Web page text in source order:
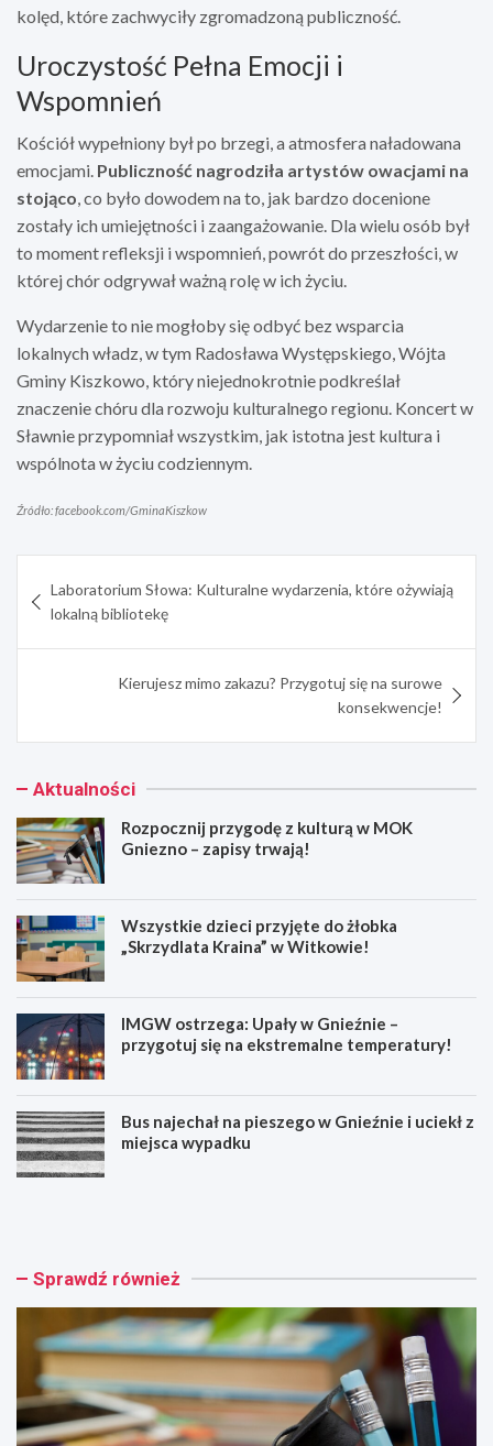
kolęd, które zachwyciły zgromadzoną publiczność.
Uroczystość Pełna Emocji i
Wspomnień
Kościół wypełniony był po brzegi, a atmosfera naładowana
emocjami. Publiczność nagrodziła artystów owacjami na
stojąco, co było dowodem na to, jak bardzo docenione
zostały ich umiejętności i zaangażowanie. Dla wielu osób był
to moment refleksji i wspomnień, powrót do przeszłości, w
której chór odgrywał ważną rolę w ich życiu.
Wydarzenie to nie mogłoby się odbyć bez wsparcia
lokalnych władz, w tym Radosława Występskiego, Wójta
Gminy Kiszkowo, który niejednokrotnie podkreślał
znaczenie chóru dla rozwoju kulturalnego regionu. Koncert w
Sławnie przypomniał wszystkim, jak istotna jest kultura i
wspólnota w życiu codziennym.
Źródło: facebook.com/GminaKiszkow
wpisu
Laboratorium Słowa: Kulturalne wydarzenia, które ożywiają
lokalną bibliotekę
Kierujesz mimo zakazu? Przygotuj się na surowe
konsekwencje!
Aktualności
Rozpocznij przygodę z kulturą w MOK
Gniezno – zapisy trwają!
Wszystkie dzieci przyjęte do żłobka
„Skrzydlata Kraina” w Witkowie!
IMGW ostrzega: Upały w Gnieźnie –
przygotuj się na ekstremalne temperatury!
Bus najechał na pieszego w Gnieźnie i uciekł z
miejsca wypadku
R
c
r
z
W
t
i
e
Sprawdź również